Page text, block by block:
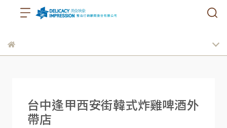
台中逢甲西安街韓式炸雞啤酒外
帶店